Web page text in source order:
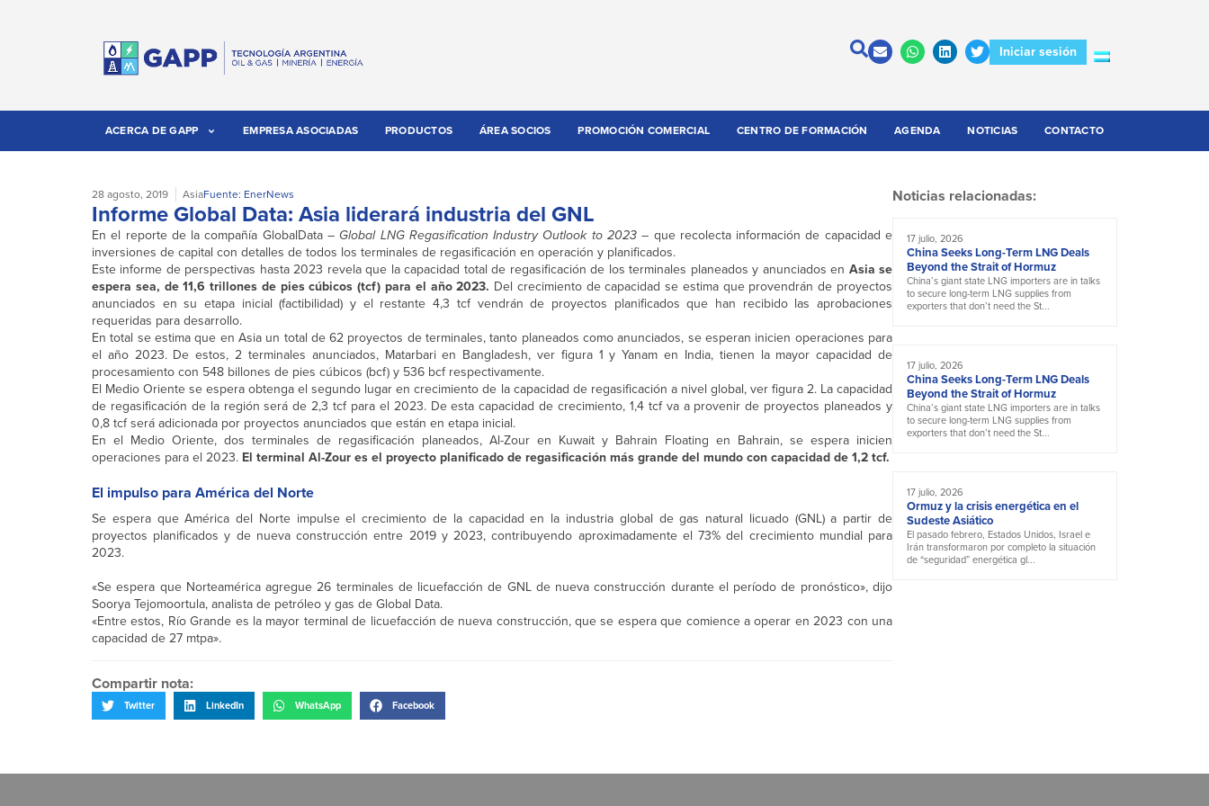
Iniciar sesión
ACERCA DE GAPP EMPRESA ASOCIADAS PRODUCTOS ÁREA SOCIOS PROMOCIÓN COMERCIAL CENTRO DE FORMACIÓN AGENDA NOTICIAS CONTACTO
28 agosto, 2019 AsiaFuente: EnerNews
Informe Global Data: Asia liderará industria del GNL
En el reporte de la compañía GlobalData – Global LNG Regasification Industry Outlook to 2023 – que recolecta información de capacidad e
inversiones de capital con detalles de todos los terminales de regasificación en operación y planificados.
Este informe de perspectivas hasta 2023 revela que la capacidad total de regasificación de los terminales planeados y anunciados en Asia se
espera sea, de 11,6 trillones de pies cúbicos (tcf) para el año 2023. Del crecimiento de capacidad se estima que provendrán de proyectos
anunciados en su etapa inicial (factibilidad) y el restante 4,3 tcf vendrán de proyectos planificados que han recibido las aprobaciones
requeridas para desarrollo.
En total se estima que en Asia un total de 62 proyectos de terminales, tanto planeados como anunciados, se esperan inicien operaciones para
el año 2023. De estos, 2 terminales anunciados, Matarbari en Bangladesh, ver figura 1 y Yanam en India, tienen la mayor capacidad de
procesamiento con 548 billones de pies cúbicos (bcf) y 536 bcf respectivamente.
El Medio Oriente se espera obtenga el segundo lugar en crecimiento de la capacidad de regasificación a nivel global, ver figura 2. La capacidad
de regasificación de la región será de 2,3 tcf para el 2023. De esta capacidad de crecimiento, 1,4 tcf va a provenir de proyectos planeados y
0,8 tcf será adicionada por proyectos anunciados que están en etapa inicial.
En el Medio Oriente, dos terminales de regasificación planeados, Al-Zour en Kuwait y Bahrain Floating en Bahrain, se espera inicien
operaciones para el 2023. El terminal Al-Zour es el proyecto planificado de regasificación más grande del mundo con capacidad de 1,2 tcf.
El impulso para América del Norte
Se espera que América del Norte impulse el crecimiento de la capacidad en la industria global de gas natural licuado (GNL) a partir de
proyectos planificados y de nueva construcción entre 2019 y 2023, contribuyendo aproximadamente el 73% del crecimiento mundial para
2023.
«Se espera que Norteamérica agregue 26 terminales de licuefacción de GNL de nueva construcción durante el período de pronóstico», dijo
Soorya Tejomoortula, analista de petróleo y gas de Global Data.
«Entre estos, Río Grande es la mayor terminal de licuefacción de nueva construcción, que se espera que comience a operar en 2023 con una
capacidad de 27 mtpa».
Compartir nota:
Twitter LinkedIn WhatsApp Facebook
Noticias relacionadas:
17 julio, 2026
China Seeks Long-Term LNG Deals
Beyond the Strait of Hormuz
China’s giant state LNG importers are in talks
to secure long-term LNG supplies from
exporters that don’t need the St...
17 julio, 2026
China Seeks Long-Term LNG Deals
Beyond the Strait of Hormuz
China’s giant state LNG importers are in talks
to secure long-term LNG supplies from
exporters that don’t need the St...
17 julio, 2026
Ormuz y la crisis energética en el
Sudeste Asiático
El pasado febrero, Estados Unidos, Israel e
Irán transformaron por completo la situación
de “seguridad” energética gl...